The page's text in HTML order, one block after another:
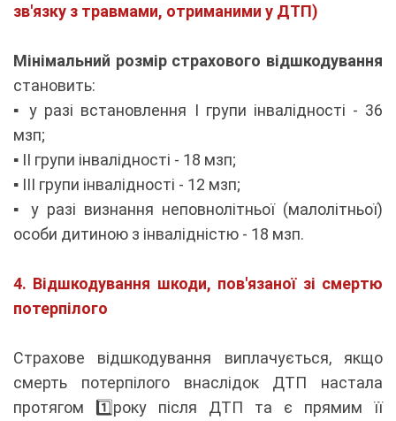
зв'язку з травмами, отриманими у ДТП)
Мінімальний розмір страхового відшкодування
становить:
▪️ у разі встановлення I групи інвалідності - 36
мзп;
▪️ II групи інвалідності - 18 мзп;
▪️ III групи інвалідності - 12 мзп;
▪️ у разі визнання неповнолітньої (малолітньої)
особи дитиною з інвалідністю - 18 мзп.
4. Відшкодування шкоди, пов'язаної зі смертю
потерпілого
Страхове відшкодування виплачується, якщо
смерть потерпілого внаслідок ДТП настала
протягом 1️⃣року після ДТП та є прямим її